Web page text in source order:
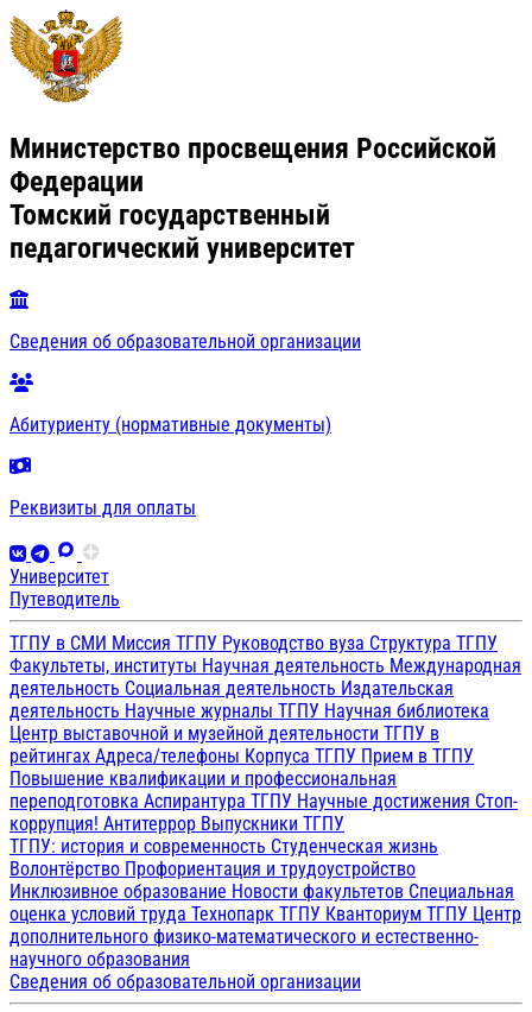
Министерство просвещения Российской
Федерации
Томский государственный
педагогический университет
Сведения об образовательной организации
Абитуриенту (нормативные документы)
Реквизиты для оплаты
Университет
Путеводитель
ТГПУ в СМИ Миссия ТГПУ Руководство вуза Структура ТГПУ
Факультеты, институты Научная деятельность Международная
деятельность Социальная деятельность Издательская
деятельность Научные журналы ТГПУ Научная библиотека
Центр выставочной и музейной деятельности ТГПУ в
рейтингах Адреса/телефоны Корпуса ТГПУ Прием в ТГПУ
Повышение квалификации и профессиональная
переподготовка Аспирантура ТГПУ Научные достижения Стоп-
коррупция! Антитеррор Выпускники ТГПУ
ТГПУ: история и современность Студенческая жизнь
Волонтёрство Профориентация и трудоустройство
Инклюзивное образование Новости факультетов Специальная
оценка условий труда Технопарк ТГПУ Кванториум ТГПУ Центр
дополнительного физико-математического и естественно-
научного образования
Сведения об образовательной организации